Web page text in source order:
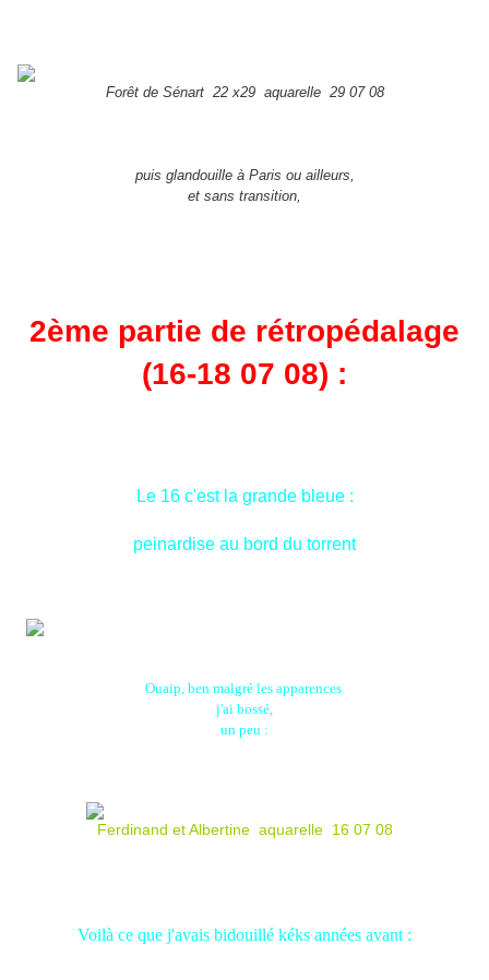
Forêt de Sénart 22 x29 aquarelle 29 07 08
puis glandouille à Paris ou ailleurs,
et sans transition,
2ème partie de rétropédalage
(16-18 07 08) :
Le 16 c'est la grande bleue :
peinardise au bord du torrent
Ouaip, ben malgré les apparences
j'ai bossé,
un peu :
Ferdinand et Albertine aquarelle 16 07 08
Voilà ce que j'avais bidouillé kéks années avant :